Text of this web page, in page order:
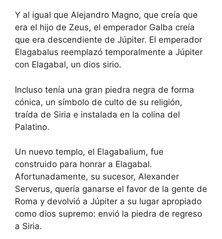
Y al igual que Alejandro Magno, que creía que
era el hijo de Zeus, el emperador Galba creía
que era descendiente de Júpiter. El emperador
Elagabalus reemplazó temporalmente a Júpiter
con Elagabal, un dios sirio.
Incluso tenía una gran piedra negra de forma
cónica, un símbolo de culto de su religión,
traída de Siria e instalada en la colina del
Palatino.
Un nuevo templo, el Elagabalium, fue
construido para honrar a Elagabal.
Afortunadamente, su sucesor, Alexander
Serverus, quería ganarse el favor de la gente de
Roma y devolvió a Júpiter a su lugar apropiado
como dios supremo: envió la piedra de regreso
a Siria.